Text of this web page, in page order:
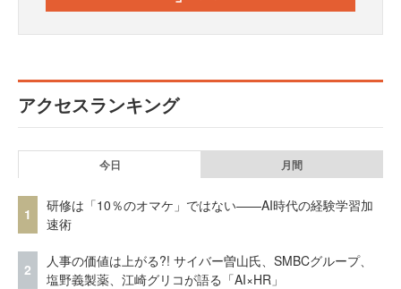
アクセスランキング
今日 月間
1
研修は「10％のオマケ」ではない——AI時代の経験学習加
速術
2
人事の価値は上がる?! サイバー曽山氏、SMBCグループ、
塩野義製薬、江崎グリコが語る「AI×HR」